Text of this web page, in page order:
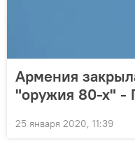
Армения
"оружия 80-х" -
25 января 2020, 11:39